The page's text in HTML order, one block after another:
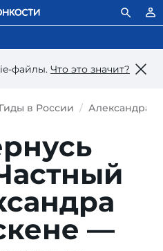
файлы. Что это значит?
Гиды в России Александра
—